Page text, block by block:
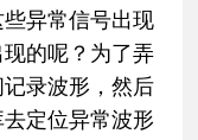
异常信号出现
的呢？为了弄
录波形，然后
定位异常波形